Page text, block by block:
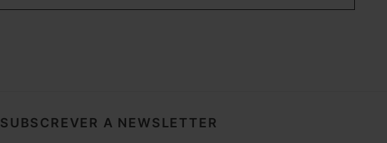
SUBSCREVER A NEWSLETTER